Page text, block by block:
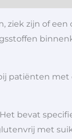
zijn of
Het bevat
met